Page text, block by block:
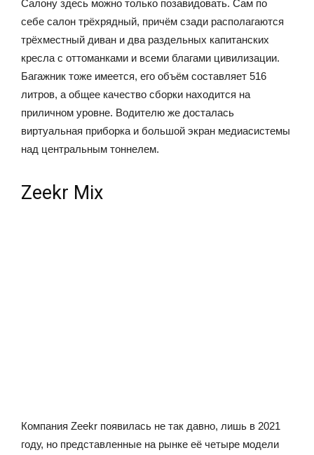
Салону здесь можно только позавидовать. Сам по
себе салон трёхрядный, причём сзади располагаются
трёхместный диван и два раздельных капитанских
кресла с оттоманками и всеми благами цивилизации.
Багажник тоже имеется, его объём составляет 516
литров, а общее качество сборки находится на
приличном уровне. Водителю же досталась
виртуальная приборка и большой экран медиасистемы
над центральным тоннелем.
Zeekr Mix
Компания Zeekr появилась не так давно, лишь в 2021
году, но представленные на рынке её четыре модели